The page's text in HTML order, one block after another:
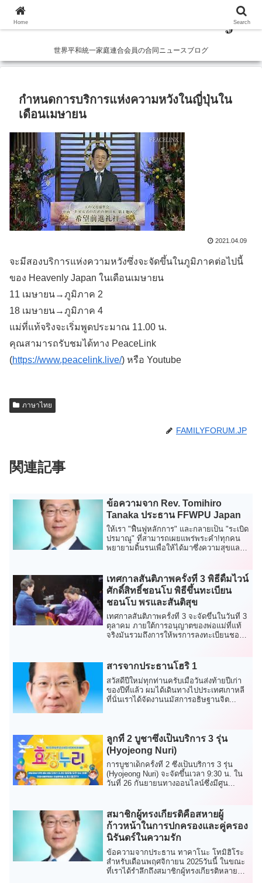
世界平和統一家庭連合会員の合同ニュースブログ
กำหนดการบริการแห่งความหวังในญี่ปุ่นใน
เดือนเมษายน
2021.04.09
จะมีสองบริการแห่งความหวังซึ่งจะจัดขึ้นในภูมิภาคต่อไปนี้
ของ Heavenly Japan ในเดือนเมษายน
11 เมษายน→ภูมิภาค 2
18 เมษายน→ภูมิภาค 4
แม่ที่แท้จริงจะเริ่มพูดประมาณ 11.00 น.
คุณสามารถรับชมได้ทาง PeaceLink
(https://www.peacelink.live/) หรือ Youtube
ภาษาไทย
FAMILYFORUM.JP
関連記事
ข้อความจาก Rev. Tomihiro
Tanaka ประธาน FFWPU Japan
ให้เรา "ฟื้นฟูหลักการ" และกลายเป็น "ระเบิด
ปรมาณู" ที่สามารถเผยแพร่พระคำ!ทุกคน
พยายามดิ้นรนเพื่อให้ได้มาซึ่งความสุขและ
เทศกาลสันติภาพครั้งที่ 3 พิธีดื่มไวน์
ศักดิ์สิทธิ์ชอนโบ พิธีขึ้นทะเบียน
ชอนโบ พรและสันติสุข
เทศกาลสันติภาพครั้งที่ 3 จะจัดขึ้นในวันที่ 3
ตุลาคม ภายใต้การอนุญาตของพ่อแม่ที่แท้
จริงมันรวมถึงการให้พรการลงทะเบียนชอน
สารจากประธานโฮริ 1
สวัสดีปีใหม่ทุกท่านครับเมื่อวันส่งท้ายปีเก่า
ของปีที่แล้ว ผมได้เดินทางไปประเทศเกาหลี
ที่นั่นเราได้จัดงานนมัสการอธิษฐานจิต...
ลูกที่ 2 บูชาซึ่งเป็นบริการ 3 รุ่น
(Hyojeong Nuri)
การบูชาเด็กครั้งที่ 2 ซึ่งเป็นบริการ 3 รุ่น
(Hyojeong Nuri) จะจัดขึ้นเวลา 9:30 น. ใน
วันที่ 26 กันยายนทางออนไลน์ซึ่งมีศูน...
สมาชิกผู้ทรงเกียรติคือสหายผู้
ก้าวหน้าในการปกครองและคู่ครอง
นิรันดร์ในความรัก
ข้อความจากประธาน ทาคาโนะ โทมิฮิโระ
สำหรับเดือนพฤศจิกายน 2025วันนี้ ในขณะ
ที่เราได้รำลึกถึงสมาชิกผู้ทรงเกียรติหลาย
Home Search